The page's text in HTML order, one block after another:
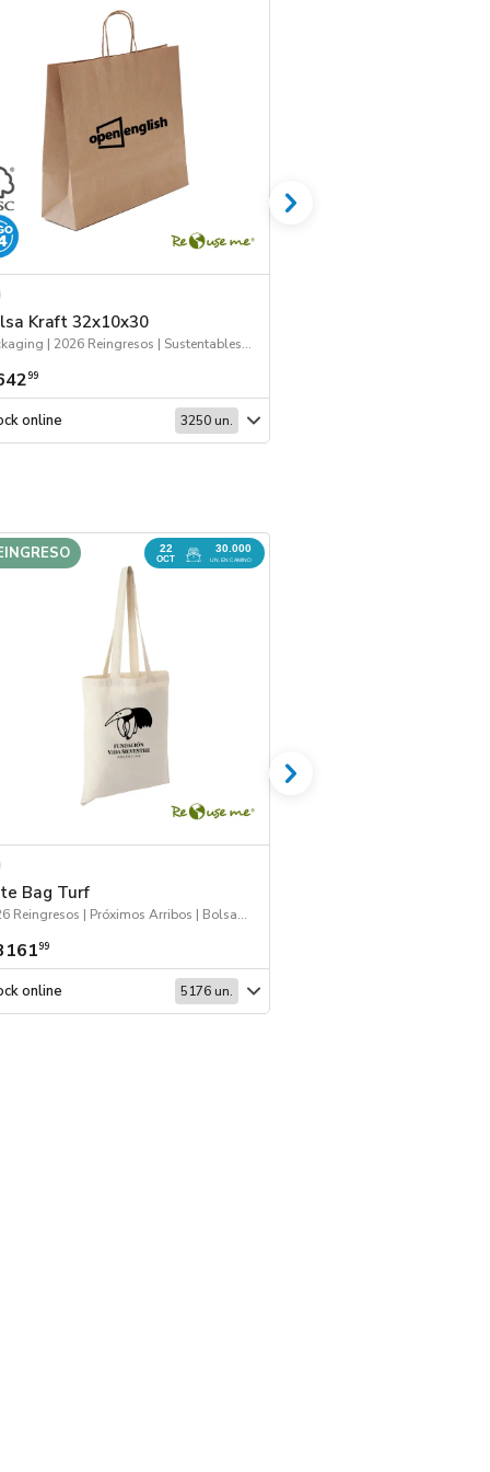
Kraft 32x10x30
Packaging | 2026 Reingresos | Sustentables | Bolsas y Tote Bags
99
online 3250 un.
22
OCT
30.000
UN. EN CAMINO
Bag Turf
2026 Reingresos | Próximos Arribos | Bolsas y Tote Bags
99
online 5176 un.